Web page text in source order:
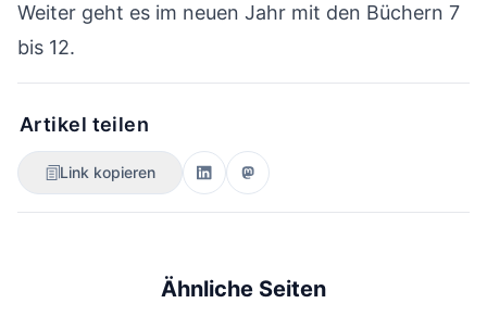
Weiter geht es im neuen Jahr mit den Büchern 7
bis 12.
Artikel teilen
Link kopieren
Ähnliche Seiten